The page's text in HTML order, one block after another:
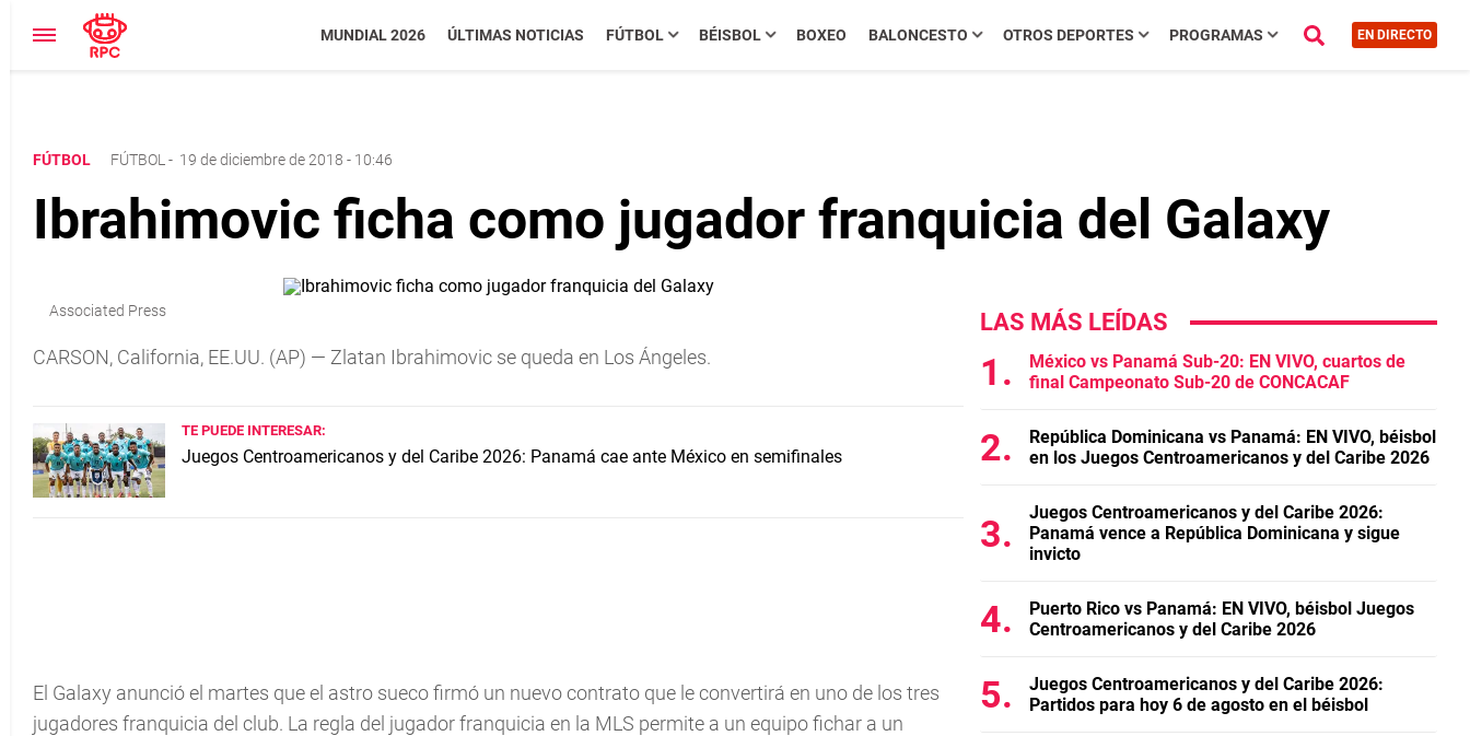
MUNDIAL 2026 ÚLTIMAS NOTICIAS FÚTBOL BÉISBOL BOXEO BALONCESTO OTROS DEPORTES PROGRAMAS EN DIRECTO
FÚTBOL FÚTBOL - 19 de diciembre de 2018 - 10:46
Ibrahimovic ficha como jugador franquicia del Galaxy
Associated Press
CARSON, California, EE.UU. (AP) — Zlatan Ibrahimovic se queda en Los Ángeles.
TE PUEDE INTERESAR:
Juegos Centroamericanos y del Caribe 2026: Panamá cae ante México en semifinales
El Galaxy anunció el martes que el astro sueco firmó un nuevo contrato que le convertirá en uno de los tres
jugadores franquicia del club. La regla del jugador franquicia en la MLS permite a un equipo fichar a un
LAS MÁS LEÍDAS
México vs Panamá Sub-20: EN VIVO, cuartos de
final Campeonato Sub-20 de CONCACAF
República Dominicana vs Panamá: EN VIVO, béisbol
en los Juegos Centroamericanos y del Caribe 2026
Juegos Centroamericanos y del Caribe 2026:
Panamá vence a República Dominicana y sigue
invicto
Puerto Rico vs Panamá: EN VIVO, béisbol Juegos
Centroamericanos y del Caribe 2026
Juegos Centroamericanos y del Caribe 2026:
Partidos para hoy 6 de agosto en el béisbol